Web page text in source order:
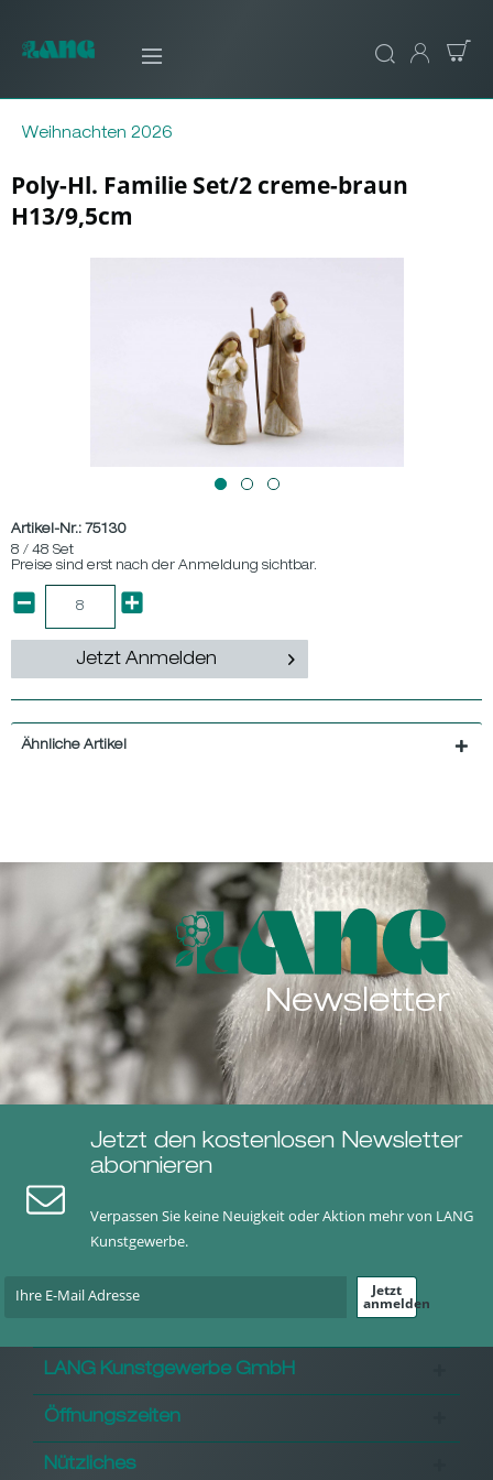
Weihnachten 2026
Poly-Hl. Familie Set/2 creme-braun
H13/9,5cm
Artikel-Nr.: 75130
8 / 48 Set
Preise sind erst nach der Anmeldung sichtbar.
Jetzt Anmelden
Ähnliche Artikel
Newsletter
Jetzt den kostenlosen Newsletter
abonnieren
Verpassen Sie keine Neuigkeit oder Aktion mehr von LANG
Kunstgewerbe.
Jetzt
anmelden
LANG Kunstgewerbe GmbH
Öffnungszeiten
Nützliches